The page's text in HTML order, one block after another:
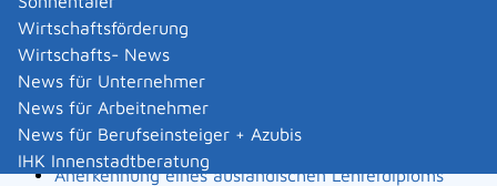
Wirtschaftsförderung
Wirtschafts- News
News für Unternehmer
News für Arbeitnehmer
News für Berufseinsteiger + Azubis
IHK Innenstadtberatung
Anerkennung als gemeinnützige Stiftung
beantragen
Anerkennung als Pharmaberater beantragen
Anerkennung als Prüf-, Zertifizierung- oder
Überwachungsstelle (PÜZ-Stelle) nach
Landesbauordnung
Anerkennung eines ausländischen Lehrerdiploms